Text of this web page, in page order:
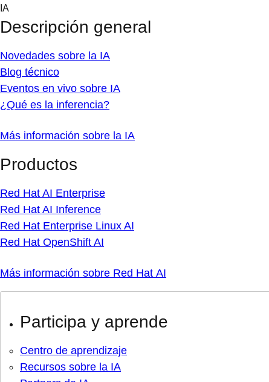
Skip
content
IA
Descripción general
Novedades sobre la IA
Blog técnico
Eventos en vivo sobre IA
¿Qué es la inferencia?
Más información sobre la IA
Productos
Red Hat AI Enterprise
Red Hat AI Inference
Red Hat Enterprise Linux AI
Red Hat OpenShift AI
Más información sobre Red Hat AI
Participa y aprende
Centro de aprendizaje
Recursos sobre la IA